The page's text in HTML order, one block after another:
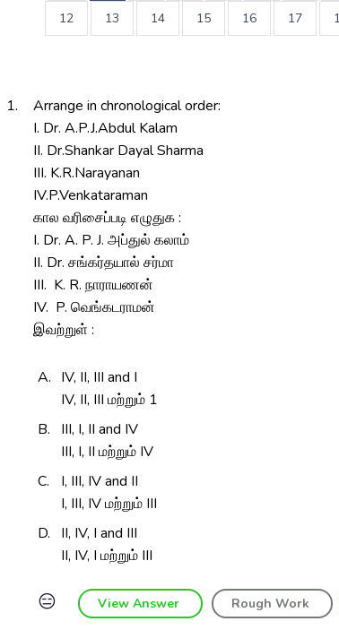
12 13 14 15 16 17
1.
Arrange in chronological order:
I. Dr. A.P.J.Abdul Kalam
II. Dr.Shankar Dayal Sharma
III. K.R.Narayanan
IV.P.Venkataraman
கால வரிசைப்படி எழுதுக :
I. Dr. A. P. J. அப்துல் கலாம்
II. Dr. சங்கர்தயால் சர்மா
III. K. R. நாராயணன்
IV. P. வெங்கடராமன்
இவற்றுள் :
A. IV, II, III and I
IV, II, III மற்றும் 1
B.
III, I, II and IV
III, I, II மற்றும் IV
C.
I, III, IV and II
I, III, IV மற்றும் III
D.
II, IV, I and III
II, IV, I மற்றும் III
😑 View Answer Rough Work